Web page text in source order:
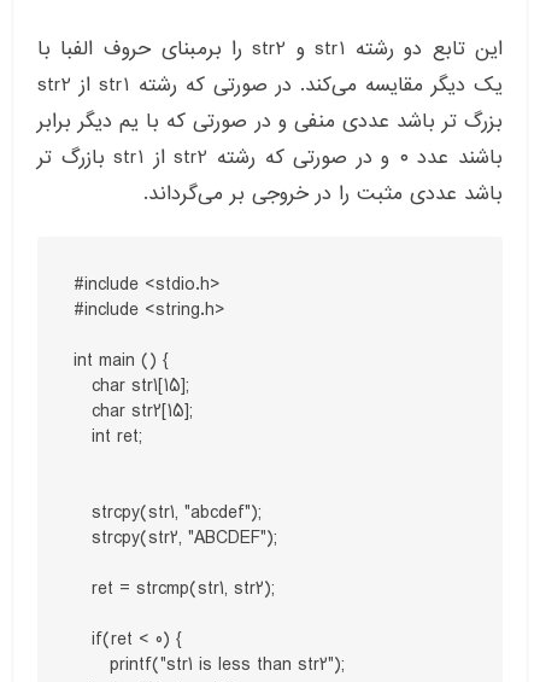
این تابع دو رشته str1 و str2 را برمبنای حروف الفبا با
یک دیگر مقایسه می‌کند. در صورتی که رشته str1 از str2
بزرگ تر باشد عددی منفی و در صورتی که با یم دیگر برابر
باشند عدد ۰ و در صورتی که رشته str2 از str1 بازرگ تر
باشد عددی مثبت را در خروجی بر می‌گرداند.
#include <stdio.h>
#include <string.h>
int main () {
   char str1[15];
   char str2[15];
   int ret;
   strcpy(str1, "abcdef");
   strcpy(str2, "ABCDEF");
   ret = strcmp(str1, str2);
   if(ret < 0) {
      printf("str1 is less than str2");